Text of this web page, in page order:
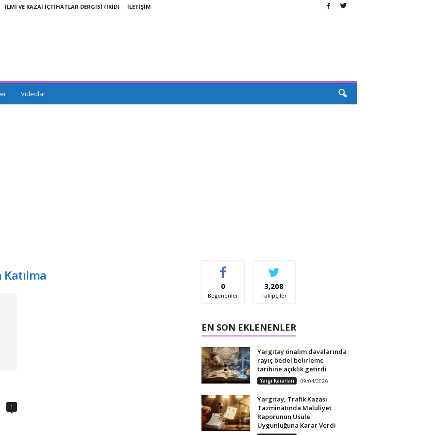
İLMİ VE KAZAİ İÇTİHATLAR DERGİSİ (İKİD) İLETİŞİM
Videolar
1
0
Beğenenler
3,208
Takipçiler
EN SON EKLENENLER
Yargıtay önalım davalarında
rayiç bedel belirleme
tarihine açıklık getirdi
Yargı Kararları 09/04/2026
Yargıtay, Trafik Kazası
Tazminatında Maluliyet
Raporunun Usule
Uygunluğuna Karar Verdi